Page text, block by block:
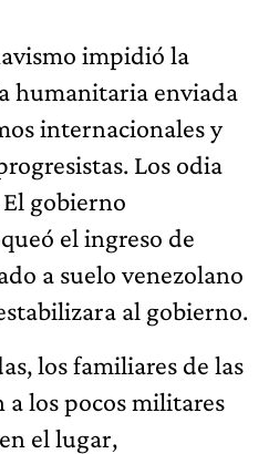
impidió la
humanitaria enviada
internacionales y
Los odia
gobierno
el ingreso de
a suelo venezolano
al gobierno.
los familiares de las
los pocos militares
el lugar,